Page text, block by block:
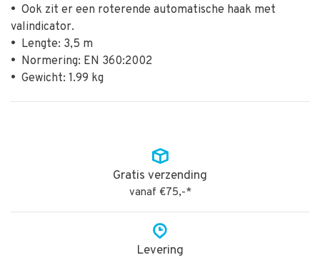
• Ook zit er een roterende automatische haak met
valindicator.
• Lengte: 3,5 m
• Normering: EN 360:2002
• Gewicht: 1.99 kg
Gratis verzending
vanaf €75,-*
Levering